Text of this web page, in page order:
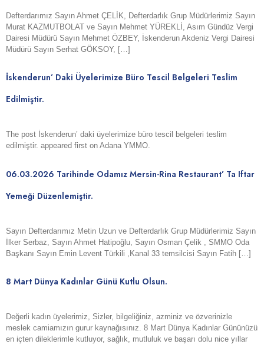
Defterdarımız Sayın Ahmet ÇELİK, Defterdarlık Grup Müdürlerimiz Sayın
Murat KAZMUTBOLAT ve Sayın Mehmet YÜREKLİ, Asım Gündüz Vergi
Dairesi Müdürü Sayın Mehmet ÖZBEY, İskenderun Akdeniz Vergi Dairesi
Müdürü Sayın Serhat GÖKSOY, […]
İskenderun’ Daki Üyelerimize Büro Tescil Belgeleri Teslim
Edilmiştir.
The post İskenderun’ daki üyelerimize büro tescil belgeleri teslim
edilmiştir. appeared first on Adana YMMO.
06.03.2026 Tarihinde Odamız Mersin-Rina Restaurant’ Ta Iftar
Yemeği Düzenlemiştir.
Sayın Defterdarımız Metin Uzun ve Defterdarlık Grup Müdürlerimiz Sayın
İlker Serbaz, Sayın Ahmet Hatipoğlu, Sayın Osman Çelik , SMMO Oda
Başkanı Sayın Emin Levent Türkili ,Kanal 33 temsilcisi Sayın Fatih […]
8 Mart Dünya Kadınlar Günü Kutlu Olsun.
Değerli kadın üyelerimiz, Sizler, bilgeliğiniz, azminiz ve özverinizle
meslek camiamızın gurur kaynağısınız. 8 Mart Dünya Kadınlar Gününüzü
en içten dileklerimle kutluyor, sağlık, mutluluk ve başarı dolu nice yıllar